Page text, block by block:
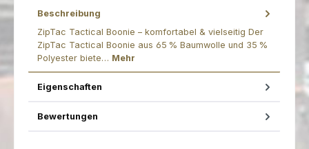
Beschreibung
ZipTac Tactical Boonie – komfortabel & vielseitig Der
ZipTac Tactical Boonie aus 65 % Baumwolle und 35 %
Polyester biete… Mehr
Eigenschaften
Bewertungen